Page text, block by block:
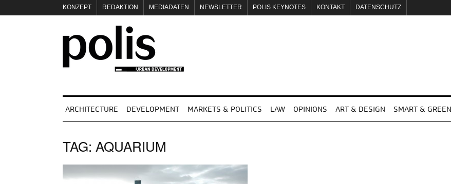
KONZEPT REDAKTION MEDIADATEN NEWSLETTER POLIS KEYNOTES KONTAKT DATENSCHUTZ
ARCHITECTURE DEVELOPMENT MARKETS & POLITICS LAW OPINIONS ART & DESIGN SMART & GREEN
TAG: AQUARIUM